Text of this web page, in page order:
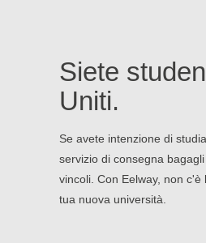
Siete
Uniti.
Se avete intenzione di
servizio di consegna
vincoli. Con Eelway, non
tua nuova università.